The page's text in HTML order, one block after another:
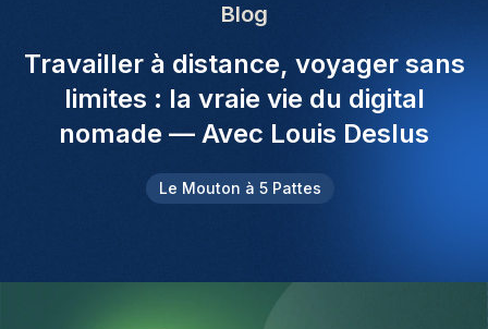
Blog
Travailler à distance, voyager sans
limites : la vraie vie du digital
nomade — Avec Louis Deslus
Le Mouton à 5 Pattes